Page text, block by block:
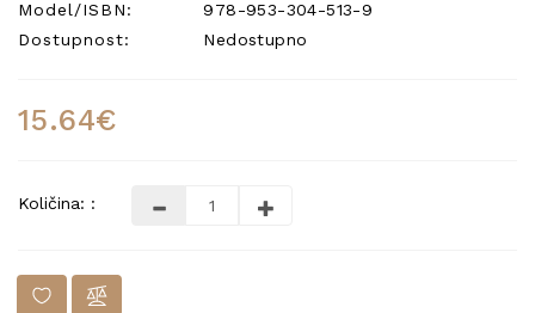
Model/ISBN:
978-953-304-513-9
Dostupnost:
Nedostupno
15.64€
Količina: :